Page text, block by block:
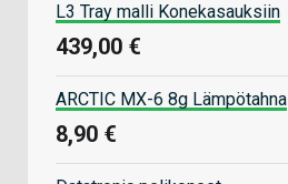
L3 Tray malli Konekasauksiin
439,00 €
ARCTIC MX-6 8g Lämpötahna
8,90 €